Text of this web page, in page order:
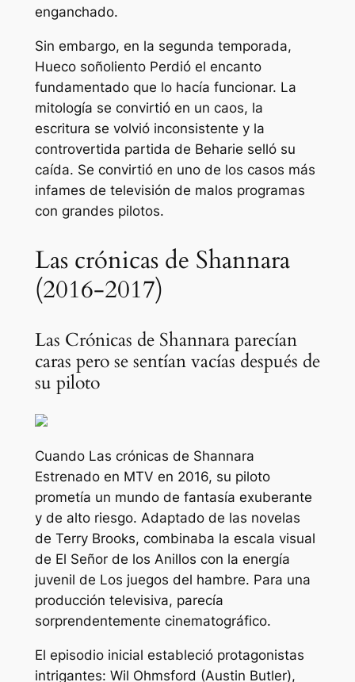
enganchado.
Sin embargo, en la segunda temporada,
Hueco soñolientoPerdió el encanto
fundamentado que lo hacía funcionar. La
mitología se convirtió en un caos, la
escritura se volvió inconsistente y la
controvertida partida de Beharie selló su
caída. Se convirtió en uno de los casos más
infames de televisión de malos programas
con grandes pilotos.
Las crónicas de Shannara
(2016-2017)
Las Crónicas de Shannara parecían
caras pero se sentían vacías después de
su piloto
Cuando Las crónicas de Shannara
Estrenado en MTV en 2016, su piloto
prometía un mundo de fantasía exuberante
y de alto riesgo. Adaptado de las novelas
de Terry Brooks, combinaba la escala visual
de El Señor de los Anillos con la energía
juvenil de Los juegos del hambre. Para una
producción televisiva, parecía
sorprendentemente cinematográfico.
El episodio inicial estableció protagonistas
intrigantes: Wil Ohmsford (Austin Butler),